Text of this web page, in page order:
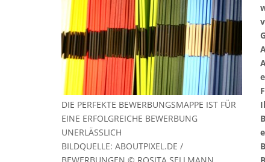
DIE PERFEKTE BEWERBUNGSMAPPE IST FÜR
EINE ERFOLGREICHE BEWERBUNG
UNERLÄSSLICH
BILDQUELLE: ABOUTPIXEL.DE /